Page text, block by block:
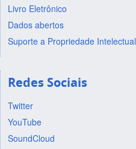
Livro Eletrônico
Dados abertos
Suporte a Propriedade Intelectual
Redes Sociais
Twitter
YouTube
SoundCloud